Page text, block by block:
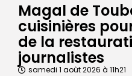
Magal de
cuisinières
de la
journalistes
samedi 1 août 2026 à 11h21